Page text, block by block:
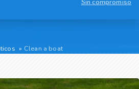
Sin compromiso
Clean a boat